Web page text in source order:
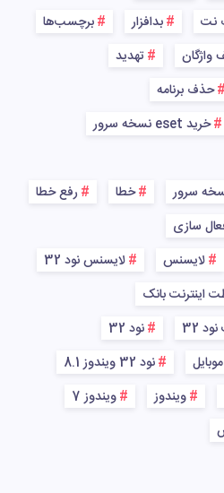
نت بدافزار
برچسب‌ها
واژگان
تهدید
حذف برنامه
خرید eset نسخه سرور
خطا
رفع خطا
سازی
لایسنس
لایسنس نود 32
اینترنت بانک
32
نود 32
نود 32 ویندوز 8.1
ویندوز
ویندوز 7